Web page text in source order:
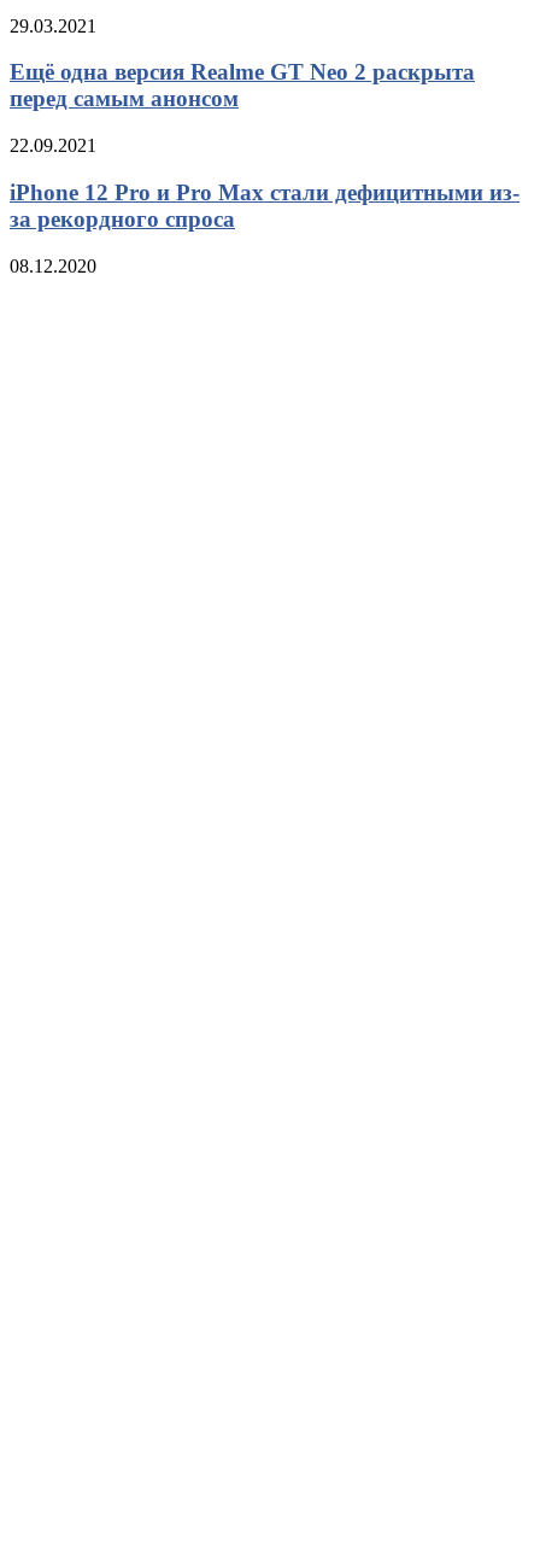
29.03.2021
Ещё одна версия Realme GT Neo 2 раскрыта
перед самым анонсом
22.09.2021
iPhone 12 Pro и Pro Max стали дефицитными из-
за рекордного спроса
08.12.2020